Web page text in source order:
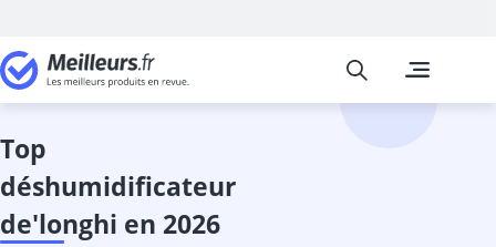
Cuisine et
Abattant wc
Meilleurs
top
déshumidificateur
de'longhi en 2026